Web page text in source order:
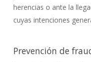
herencias o ante la
cuyas intenciones
Prevención de